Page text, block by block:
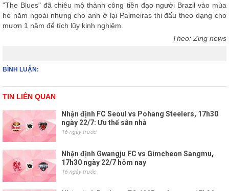
"The Blues" đã chiêu mộ thành công tiền đạo người Brazil vào mùa
hè năm ngoái nhưng cho anh ở lại Palmeiras thi đấu theo dạng cho
mượn 1 năm để tích lũy kinh nghiệm.
Theo: Zing news
BÌNH LUẬN:
TIN LIÊN QUAN
Nhận định FC Seoul vs Pohang Steelers, 17h30
ngày 22/7: Ưu thế sân nhà
16 ngày trước
Nhận định Gwangju FC vs Gimcheon Sangmu,
17h30 ngày 22/7 hôm nay
16 ngày trước